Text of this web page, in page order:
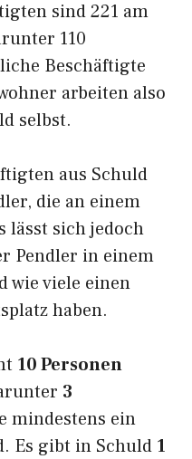
sind 221 am
110
Beschäftigte
arbeiten also
selbst.
aus Schuld
die an einem
lässt sich jedoch
Pendler in einem
wie viele einen
haben.
10 Personen
3
mindestens ein
Es gibt in Schuld 1